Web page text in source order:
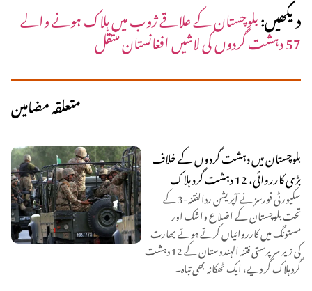
دیکھیں:بلوچستان کے علاقے ژوب میں ہلاک ہونے والے
57 دہشت گردوں کی لاشیں افغانستان منتقل
متعلقہ مضامین
بلوچستان میں دہشت گردوں کے خلاف
بڑی کارروائی، 12 دہشت گرد ہلاک
سکیورٹی فورسز نے آپریشن ردالفتنہ-3 کے
تحت بلوچستان کے اضلاع واشک اور
مستونگ میں کارروائیاں کرتے ہوئے بھارت
کی زیر سرپرستی فتنہ الہندوستان کے 12 دہشت
گرد ہلاک کر دیے، ایک ٹھکانہ بھی تباہ۔